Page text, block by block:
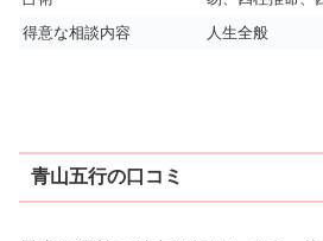
得意な相談内容
人生全般
青山五行の口コミ